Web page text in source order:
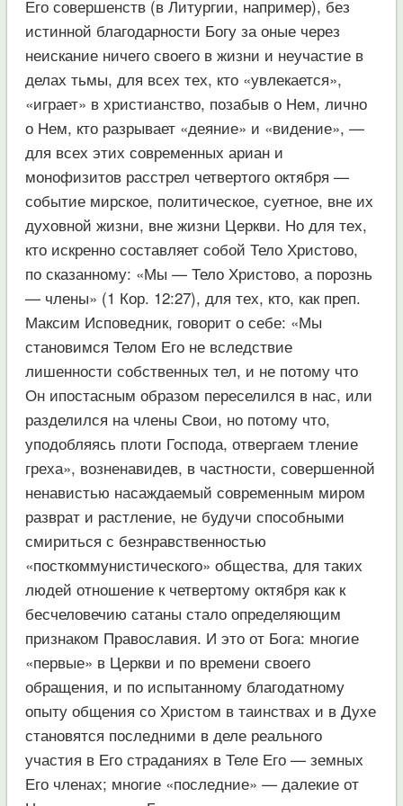
Его совершенств (в Литургии, например), без
истинной благодарности Богу за оные через
неискание ничего своего в жизни и неучастие в
делах тьмы, для всех тех, кто «увлекается»,
«играет» в христианство, позабыв о Нем, лично
о Нем, кто разрывает «деяние» и «видение», —
для всех этих современных ариан и
монофизитов расстрел четвертого октября —
событие мирское, политическое, суетное, вне их
духовной жизни, вне жизни Церкви. Но для тех,
кто искренно составляет собой Тело Христово,
по сказанному: «Мы — Тело Христово, а порознь
— члены» (1 Кор. 12:27), для тех, кто, как преп.
Максим Исповедник, говорит о себе: «Мы
становимся Телом Его не вследствие
лишенности собственных тел, и не потому что
Он ипостасным образом переселился в нас, или
разделился на члены Свои, но потому что,
уподобляясь плоти Господа, отвергаем тление
греха», возненавидев, в частности, совершенной
ненавистью насаждаемый современным миром
разврат и растление, не будучи способными
смириться с безнравственностью
«посткоммунистического» общества, для таких
людей отношение к четвертому октября как к
бесчеловечию сатаны стало определяющим
признаком Православия. И это от Бога: многие
«первые» в Церкви и по времени своего
обращения, и по испытанному благодатному
опыту общения со Христом в таинствах и в Духе
становятся последними в деле реального
участия в Его страданиях в Теле Его — земных
Его членах; многие «последние» — далекие от